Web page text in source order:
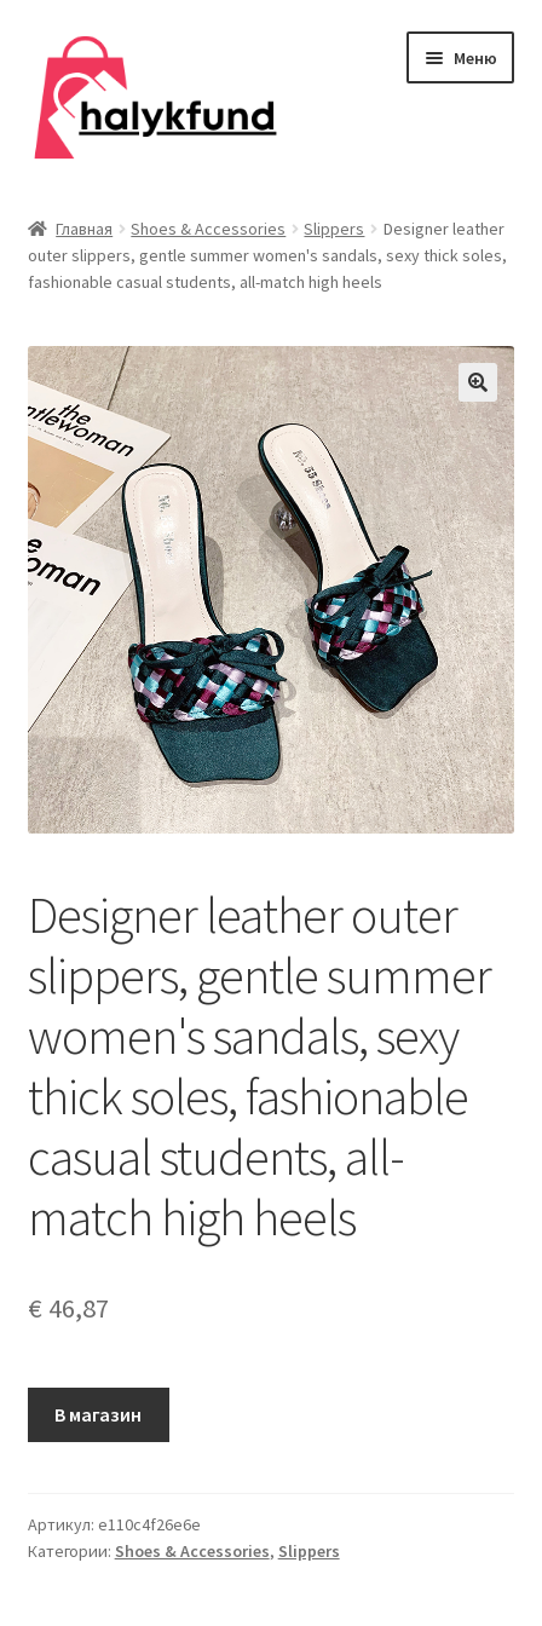
Перейти
навигации
Перейти
содержимому
Меню
меню
Главная
Контакты
Дом и сад
меню
Одежда
меню
Публикации
Главная Shoes & Accessories Slippers
Designer leather
outer slippers, gentle summer women's sandals, sexy thick soles,
fashionable casual students, all-match high heels
Designer leather outer
slippers, gentle summer
women's sandals, sexy
thick soles, fashionable
casual students, all-
match high heels
€ 46,87
В магазин
Артикул: e110c4f26e6e
Категории: Shoes & Accessories, Slippers